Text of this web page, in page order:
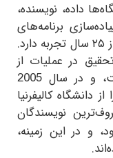
نویسنده،
پایگاه‌های داده بیش از ۲۵ سال تجربه ‌دارد.
عملیات از
دانشکده مهندسی دانشگاه کرنل گرفت، و در سال 2005
کالیفرنیا
زمینه،